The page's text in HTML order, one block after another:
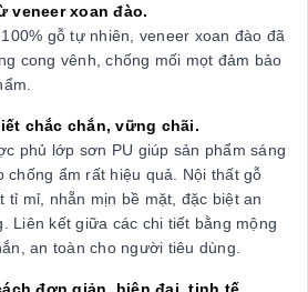
veneer xoan đào.
gỗ tự nhiên, veneer xoan đào đã
cong vênh, chống mối mọt đảm bảo
chắc chắn, vững chãi.
phủ lớp sơn PU giúp sản phẩm sáng
chống ẩm rất hiệu quả. Nội thất gỗ
tỉ mỉ, nhẵn mịn bề mặt, đặc biệt an
Liên kết giữa các chi tiết bằng mộng
an toàn cho người tiêu dùng.
đơn giản, hiện đại, tinh tế.